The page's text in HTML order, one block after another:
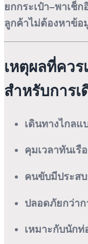
ยกกระเป๋า–พาเช็
ลูกค้าไม่ต้องหาข้อ
เหตุผลที่คว
สำหรับการเ
เดินทางไกล
คุมเวลาทันเรื
คนขับมีประส
ปลอดภัยกว่า
เหมาะกับนักท่